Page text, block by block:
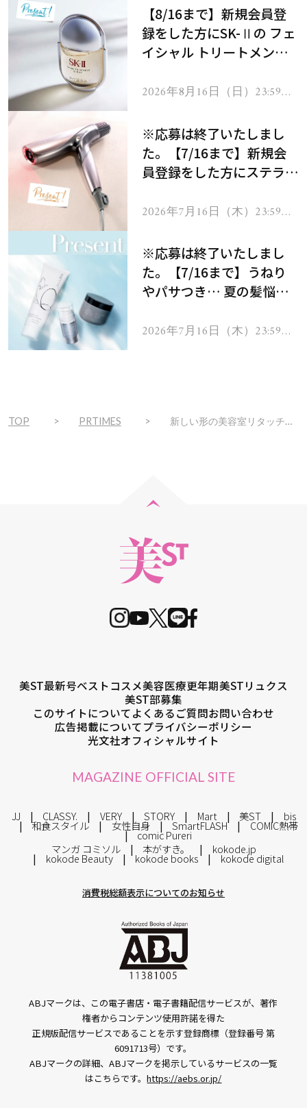
【8/16まで】新規会員登
録をした方にSK-Ⅱの フェ
イシャル トリートメント
2026年8月16日（日）23:59ま
※応募は終了いたしまし
た。【7/16まで】新規会
員登録をした方にステラボ
ヘアドライヤー ジュエル
2026年7月16日（木）23:59ま
※応募は終了いたしまし
た。【7/16まで】うねり
やパサつき… 夏の髪悩み
ムを13名様にプレゼン
2026年7月16日（木）23:59ま
TOP PRTIMES 新しい形の美容室リタッチカラー専門店がオープン！
美ST最新号ベストコスメ美容医療更年期美STリュクス
美ST部募集
このサイトについてよくあるご質問お問い合わせ
広告掲載についてプライバシーポリシー
光文社オフィシャルサイト
MAGAZINE OFFICIAL SITE
JJ CLASSY. VERY STORY Mart 美ST bis
和食スタイル 女性自身 SmartFLASH COMIC熱帯
comic Pureri
マンガ コミソル
本がすき。 kokode.jp
kokode Beauty kokode books kokode digital
消費税総額表示についてのお知らせ
ABJマークは、この電子書店・電子書籍配信サービスが、著作
権者からコンテンツ使用許諾を得た
正規版配信サービスであることを示す登録商標（登録番号 第
6091713号）です。
ABJマークの詳細、ABJマークを掲示しているサービスの一覧
はこちらです。https://aebs.or.jp/